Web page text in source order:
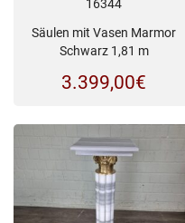
16344
Säulen mit Vasen Marmor
Schwarz 1,81 m
3.399,00€